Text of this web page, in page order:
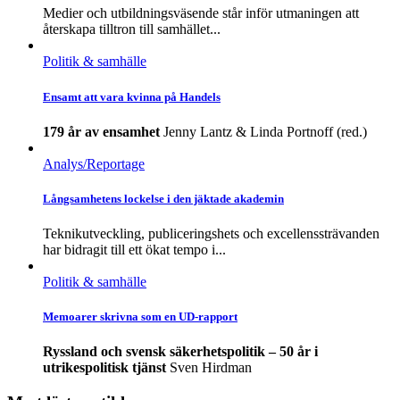
Medier och utbildningsväsende står inför utmaningen att
återskapa tilltron till samhället...
Politik & samhälle
Ensamt att vara kvinna på Handels
179 år av ensamhet Jenny Lantz & Linda Portnoff (red.)
Analys/Reportage
Långsamhetens lockelse i den jäktade akademin
Teknikutveckling, publiceringshets och excellenssträvanden
har bidragit till ett ökat tempo i...
Politik & samhälle
Memoarer skrivna som en UD-rapport
Ryssland och svensk säkerhetspolitik – 50 år i
utrikespolitisk tjänst Sven Hirdman